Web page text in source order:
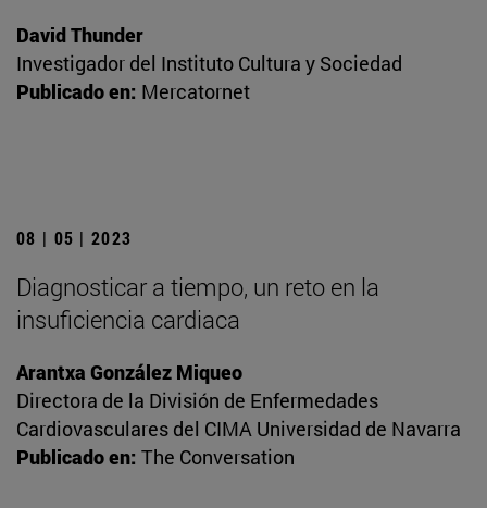
David Thunder
Investigador del Instituto Cultura y Sociedad
Publicado en: Mercatornet
08 | 05 | 2023
Diagnosticar a tiempo, un reto en la
insuficiencia cardiaca
Arantxa González Miqueo
Directora de la División de Enfermedades
Cardiovasculares del CIMA Universidad de Navarra
Publicado en: The Conversation